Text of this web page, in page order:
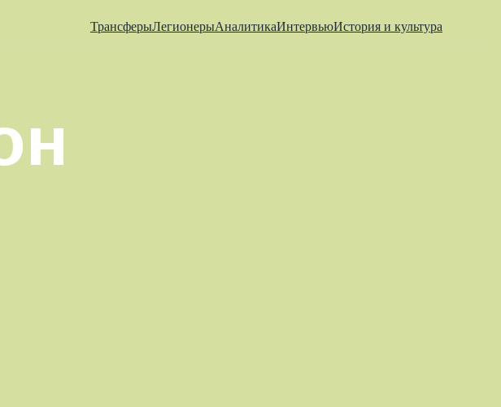
ТрансферыЛегионерыАналитикаИнтервьюИстория и культура